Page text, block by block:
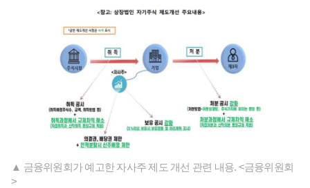
▲ 금융위원회가 예고한 자사주 제도 개선 관련 내용. <금융위원회
>